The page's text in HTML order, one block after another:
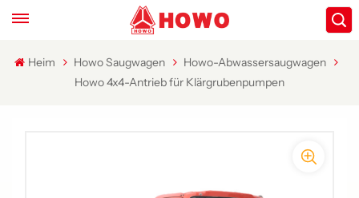
Heim Howo Saugwagen
Howo-Abwassersaugwagen
Howo 4x4-Antrieb für Klärgrubenpumpen